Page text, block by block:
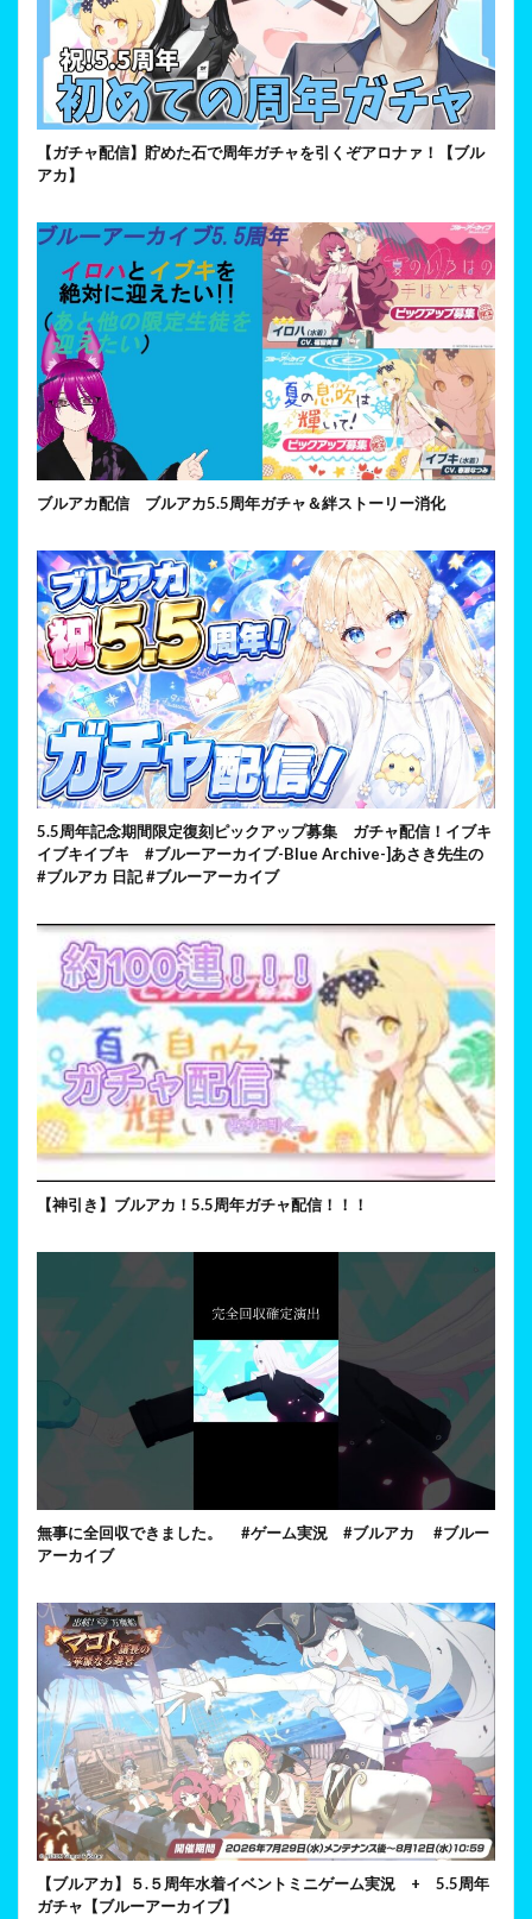
【ガチャ配信】貯めた石で周年ガチャを引くぞアロナァ！【ブル
アカ】
ブルアカ配信 ブルアカ5.5周年ガチャ＆絆ストーリー消化
5.5周年記念期間限定復刻ピックアップ募集 ガチャ配信！イブキ
イブキイブキ #ブルーアーカイブ-Blue Archive-]あさき先生の
#ブルアカ 日記 #ブルーアーカイブ
【神引き】ブルアカ！5.5周年ガチャ配信！！！
無事に全回収できました。 #ゲーム実況 #ブルアカ #ブルー
アーカイブ
【ブルアカ】５.５周年水着イベントミニゲーム実況 + 5.5周年
ガチャ【ブルーアーカイブ】